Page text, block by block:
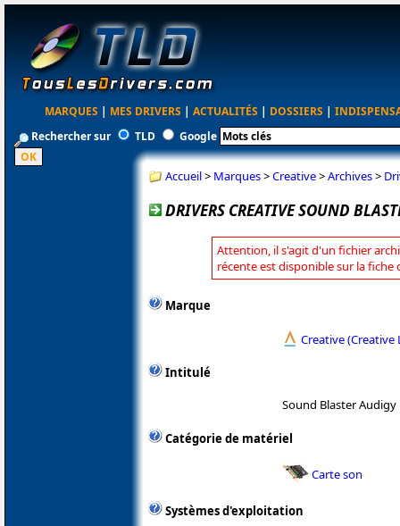
MARQUES | MES DRIVERS | ACTUALITÉS | DOSSIERS |
Rechercher sur
TLD Google
Accueil> Marques>Creative>Archives>
DRIVERS CREATIVE SOUND
Attention, il s'agit d'un fichier
récente est disponible sur la fiche
Marque
Creative (Creative
Intitulé
Sound Blaster Audigy
Catégorie de matériel
Carte son
Systèmes d'exploitation